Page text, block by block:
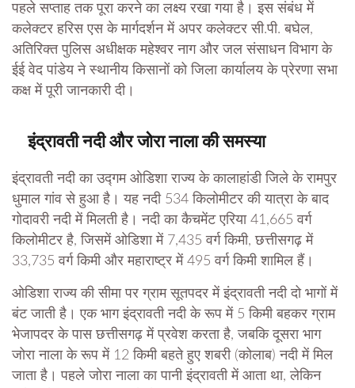
पहले सप्ताह तक पूरा करने का लक्ष्य रखा गया है। इस संबंध में
कलेक्टर हरिस एस के मार्गदर्शन में अपर कलेक्टर सी.पी. बघेल,
अतिरिक्त पुलिस अधीक्षक महेश्वर नाग और जल संसाधन विभाग के
ईई वेद पांडेय ने स्थानीय किसानों को जिला कार्यालय के प्रेरणा सभा
कक्ष में पूरी जानकारी दी।
इंद्रावती नदी और जोरा नाला की समस्या
इंद्रावती नदी का उद्गम ओडिशा राज्य के कालाहांडी जिले के रामपुर
धुमाल गांव से हुआ है। यह नदी 534 किलोमीटर की यात्रा के बाद
गोदावरी नदी में मिलती है। नदी का कैचमेंट एरिया 41,665 वर्ग
किलोमीटर है, जिसमें ओडिशा में 7,435 वर्ग किमी, छत्तीसगढ़ में
33,735 वर्ग किमी और महाराष्ट्र में 495 वर्ग किमी शामिल हैं।
ओडिशा राज्य की सीमा पर ग्राम सूतपदर में इंद्रावती नदी दो भागों में
बंट जाती है। एक भाग इंद्रावती नदी के रूप में 5 किमी बहकर ग्राम
भेजापदर के पास छत्तीसगढ़ में प्रवेश करता है, जबकि दूसरा भाग
जोरा नाला के रूप में 12 किमी बहते हुए शबरी (कोलाब) नदी में मिल
जाता है। पहले जोरा नाला का पानी इंद्रावती में आता था, लेकिन